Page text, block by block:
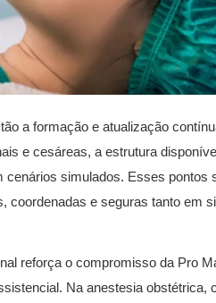
a formação e atualização
e cesáreas, a estrutura
cenários simulados. Esses pontos
coordenadas e seguras tanto em
reforça o compromisso da Pro
Na anestesia obstétrica,